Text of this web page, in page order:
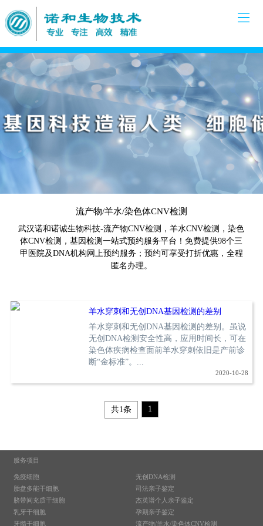
流产物/羊水/染色体CNV检测
武汉诺和诺诚生物科技-流产物CNV检测，羊水CNV检测，染色
体CNV检测，基因检测一站式预约服务平台！免费提供98个三
甲医院及DNA机构网上预约服务；预约可享受打折优惠，全程
匿名办理。
羊水穿刺和无创DNA基因检测的差别
羊水穿刺和无创DNA基因检测的差别。虽说
无创DNA检测安全性高，应用时间长，可在
染色体疾病检查面前羊水穿刺依旧是产前诊
断“金标准”。...
2020-10-28
共1条 1
服务项目
免疫细胞
胎盘多能干细胞
脐带间充质干细胞
乳牙干细胞
牙髓干细胞
无创DNA检测
司法亲子鉴定
杰英谱个人亲子鉴定
孕期亲子鉴定
流产物/羊水/染色体CNV检测